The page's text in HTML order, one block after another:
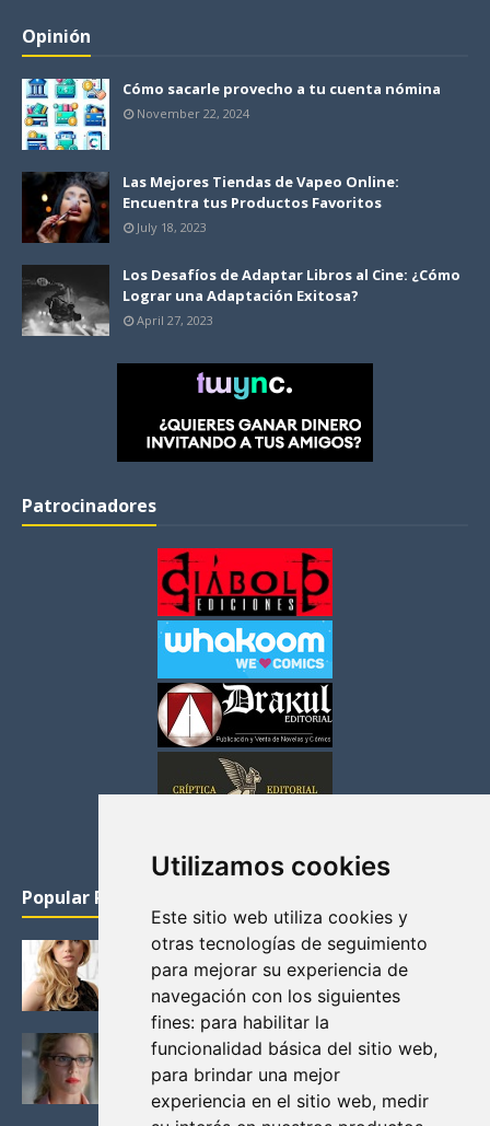
Utilizamos cookies
Este sitio web utiliza cookies y
otras tecnologías de seguimiento
para mejorar su experiencia de
navegación con los siguientes
fines: para habilitar la
funcionalidad básica del sitio web,
para brindar una mejor
experiencia en el sitio web, medir
Opinión
Cómo sacarle provecho a tu cuenta nómina
November 22, 2024
Las Mejores Tiendas de Vapeo Online:
Encuentra tus Productos Favoritos
July 18, 2023
Los Desafíos de Adaptar Libros al Cine: ¿Cómo
Lograr una Adaptación Exitosa?
April 27, 2023
Patrocinadores
Popular Posts
KATHERYN WINNICK: LA ACTRIZ MAS GUAPA DE
VIKINGOS
Junio 14, 2013
FELICITY (EMILY BETT RICKARDS), LAS FOTOS
MAS BONITAS DE LA ALIADA DE ARROW
Noviembre 30, 2013